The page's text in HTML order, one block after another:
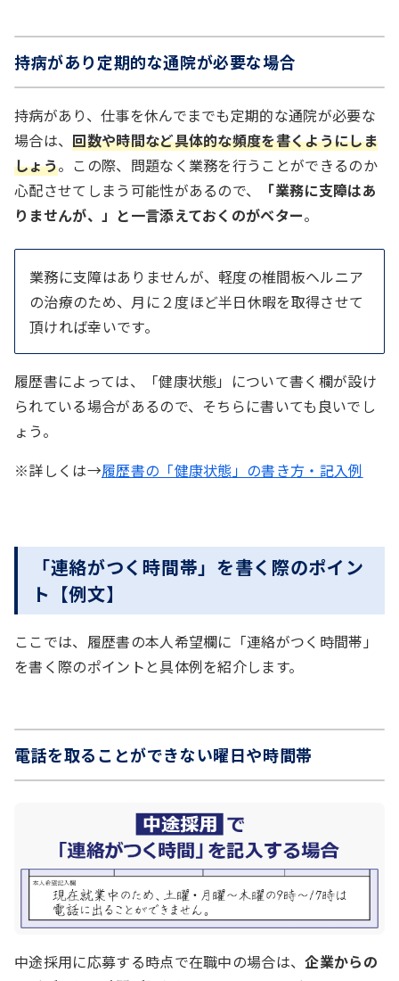
持病があり定期的な通院が必要な場合
持病があり、仕事を休んでまでも定期的な通院が必要な
場合は、回数や時間など具体的な頻度を書くようにしま
しょう。この際、問題なく業務を行うことができるのか
心配させてしまう可能性があるので、
「業務に支障はあ
りませんが、」と一言添えておくのがベター。
業務に支障はありませんが、軽度の椎間板ヘルニア
の治療のため、月に２度ほど半日休暇を取得させて
頂ければ幸いです。
履歴書によっては、「健康状態」について書く欄が設け
られている場合があるので、そちらに書いても良いでし
ょう。
※詳しくは→履歴書の「健康状態」の書き方・記入例
「連絡がつく時間帯」を書く際のポイン
ト【例文】
ここでは、履歴書の本人希望欄に「連絡がつく時間帯」
を書く際のポイントと具体例を紹介します。
電話を取ることができない曜日や時間帯
中途採用に応募する時点で在職中の場合は、企業からの